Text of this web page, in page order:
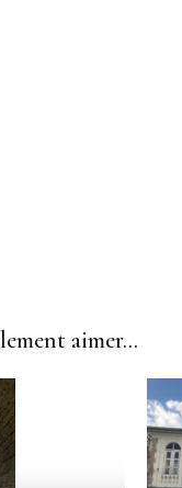
aimer...